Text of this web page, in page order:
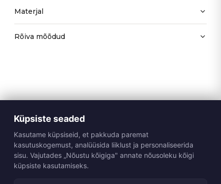
Materjal
Rõiva mõõdud
Küpsiste seaded
Kasutame küpsiseid, et pakkuda paremat
kasutuskogemust, analüüsida liiklust ja personaliseerida
sisu. Vajutades „Nõustu kõigiga" annate nõusoleku kõigi
küpsiste kasutamiseks.